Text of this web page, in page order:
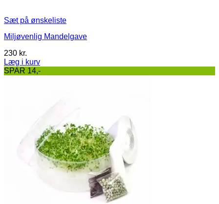
Sæt på ønskeliste
Miljøvenlig Mandelgave
230 kr.
Læg i kurv
Dette
varesiden
SPAR 14,-